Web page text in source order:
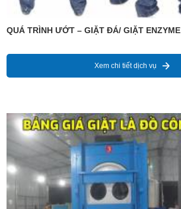
QUÁ TRÌNH ƯỚT – GIẶT ĐÁ/ GIẶT ENZYME
Xem chi tiết dịch vụ